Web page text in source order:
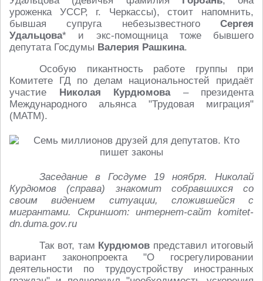
уроженка УССР, г. Черкассы), стоит напомнить,
бывшая супруга небезызвестногоСергея
Удальцова* и экс-помощница тоже бывшего
депутата Госдумы Валерия Рашкина.
Особую пикантность работе группы при
Комитете ГД по делам национальностей придаёт
участие Николая Курдюмова– президента
Международного альянса "Трудовая миграция"
(МАТМ).
Заседание в Госдуме 19 ноября. Николай
Курдюмов (справа) знакомит собравшихся со
своим видением ситуации, сложившейся с
мигрантами. Скриншот: интернет-сайт komitet-
dn.duma.gov.ru
Так вот, там Курдюмов представил итоговый
вариант законопроекта "О госрегулировании
деятельности по трудоустройству иностранных